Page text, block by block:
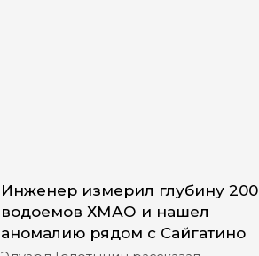
Инженер измерил глубину 200
водоемов ХМАО и нашел
аномалию рядом с Сайгатино